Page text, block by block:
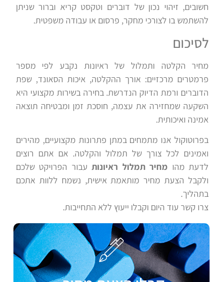
חשובים, זיהוי נכון של דוברים וטקסט קריא וברור שניתן
להשתמש בו לצורכי מחקר, פרסום או עבודה משפטית.
לסיכום
מחיר הקלטה ותמלול של ראיונות נקבע לפי מספר
פרמטרים מרכזיים: אורך ההקלטה, איכות הסאונד, שפת
הדוברים ורמת הדיוק הנדרשת. בחירה בשירות מקצועי היא
השקעה שמחזירה את עצמה, חוסכת זמן ומבטיחה תוצאה
אמינה ואיכותית.
בפרוטוקול אנו מתמחים במתן פתרונות מקצועיים, מהירים
ואמינים לכל צורך של תמלול והקלטה. אם אתם רוצים
לדעת מהו מחיר תמלול ראיונותעבור הפרויקט שלכם
ולקבל הצעת מחיר מותאמת אישית, נשמח ללוות אתכם
בתהליך.
צרו קשר עוד היום וקבלו ייעוץ ללא התחייבות.